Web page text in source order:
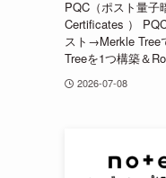
PQC（ポスト量子
Certificates ）
スト→Merkle Tree
Treeを1つ構築＆
2026-07-08